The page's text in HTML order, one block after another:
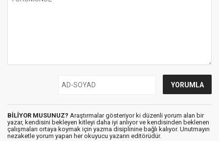
BİLİYOR MUSUNUZ? Araştırmalar gösteriyor ki düzenli yorum alan bir
yazar, kendisini bekleyen kitleyi daha iyi anlıyor ve kendisinden beklenen
çalışmaları ortaya koymak için yazma disiplinine bağlı kalıyor. Unutmayın
nezaketle yorum yapan her okuyucu yazarın editörüdür.